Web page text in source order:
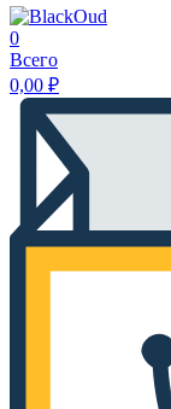
0
Всего
0,00 ₽